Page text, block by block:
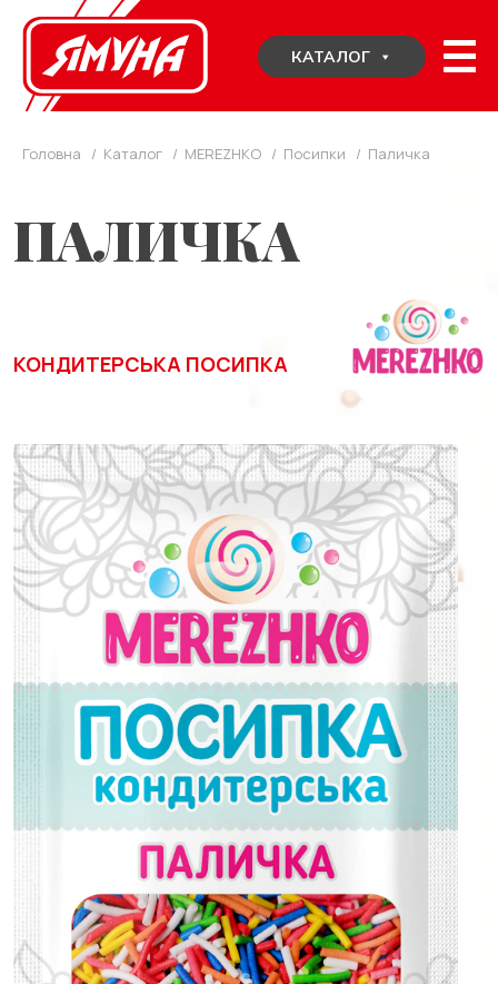
Skip
content
КАТАЛОГ
Головна / Каталог / MEREZHKO / Посипки / Паличка
ПАЛИЧКА
КОНДИТЕРСЬКА ПОСИПКА